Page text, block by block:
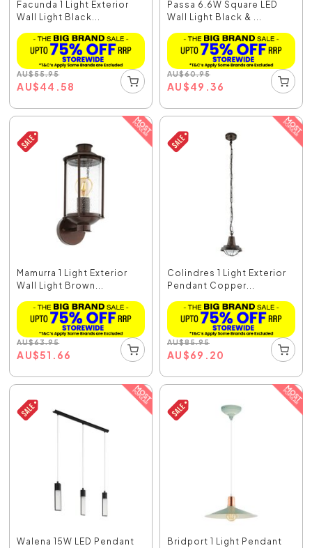
Facunda 1 Light Exterior
Wall Light Black...
AU$55.95
AU$44.58
Passa 6.6W Square LED
Wall Light Black & ...
AU$60.95
AU$49.36
Mamurra 1 Light Exterior
Wall Light Brown...
AU$63.95
AU$51.66
Colindres 1 Light Exterior
Pendant Copper...
AU$85.95
AU$69.20
Walena 15W LED Pendant Bridport 1 Light Pendant